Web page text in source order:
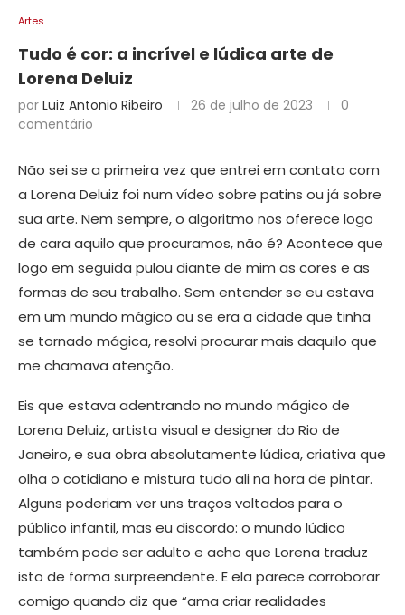
Artes
Tudo é cor: a incrível e lúdica arte de
Lorena Deluiz
por Luiz Antonio Ribeiro 26 de julho de 2023
0
comentário
Não sei se a primeira vez que entrei em contato com
a Lorena Deluiz foi num vídeo sobre patins ou já sobre
sua arte. Nem sempre, o algoritmo nos oferece logo
de cara aquilo que procuramos, não é? Acontece que
logo em seguida pulou diante de mim as cores e as
formas de seu trabalho. Sem entender se eu estava
em um mundo mágico ou se era a cidade que tinha
se tornado mágica, resolvi procurar mais daquilo que
me chamava atenção.
Eis que estava adentrando no mundo mágico de
Lorena Deluiz, artista visual e designer do Rio de
Janeiro, e sua obra absolutamente lúdica, criativa que
olha o cotidiano e mistura tudo ali na hora de pintar.
Alguns poderiam ver uns traços voltados para o
público infantil, mas eu discordo: o mundo lúdico
também pode ser adulto e acho que Lorena traduz
isto de forma surpreendente. E ela parece corroborar
comigo quando diz que “ama criar realidades